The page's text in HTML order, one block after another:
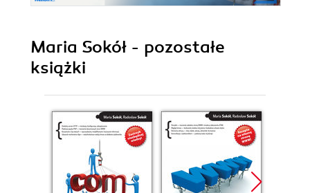
Maria Sokół - pozostałe
książki